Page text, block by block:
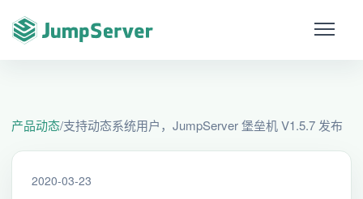
产品动态/支持动态系统用户，JumpServer 堡垒机 V1.5.7 发布
2020-03-23